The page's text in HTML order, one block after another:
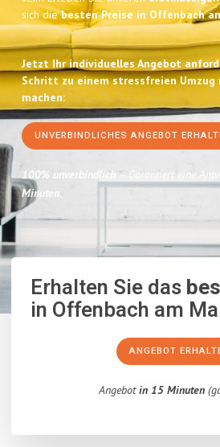
sich diebesten Preise in Offenbach
Jetzt Ihr individuelles Angebot
Schritt zu einem stressfreien Umzug
machen:
UNVERBINDLICHES ANGEBOT
100% unverbindlich – Garantiert eine
Minuten.
Erhalten Sie das
in Offenbach am
ANGEBOT
Angebotin 15 Minuten